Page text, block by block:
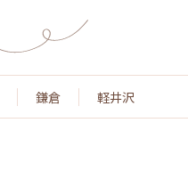
鎌倉 軽井沢